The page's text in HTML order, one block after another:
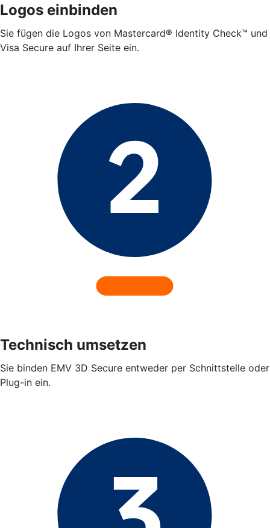
Logos einbinden
Sie fügen die Logos von Mastercard® Identity Check™ und
Visa Secure auf Ihrer Seite ein.
Technisch umsetzen
Sie binden EMV 3D Secure entweder per Schnittstelle oder
Plug-in ein.